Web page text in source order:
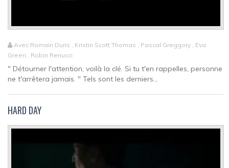
Avec Romain Duris , Kristin Scott Thomas , Pascal Greggory , Eva
Green , Robin Renucci
" Détourner l'attention, voilà la clé. Si tu t'en rappelles, personne
ne t'arrêtera jamais. " Tels sont les derniers...
HARD DAY